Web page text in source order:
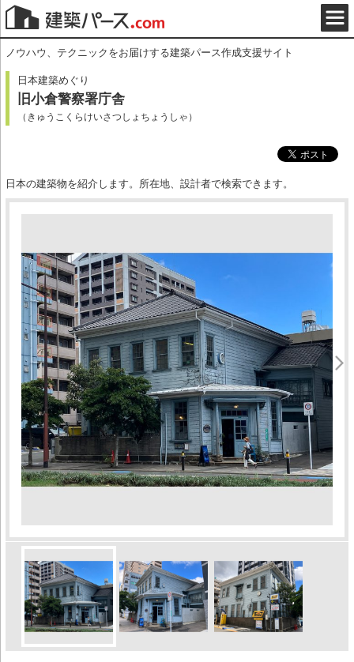
ノウハウ、テクニックをお届けする建築パース作成支援サイト
日本建築めぐり
旧小倉警察署庁舎
（きゅうこくらけいさつしょちょうしゃ）
日本の建築物を紹介します。所在地、設計者で検索できます。